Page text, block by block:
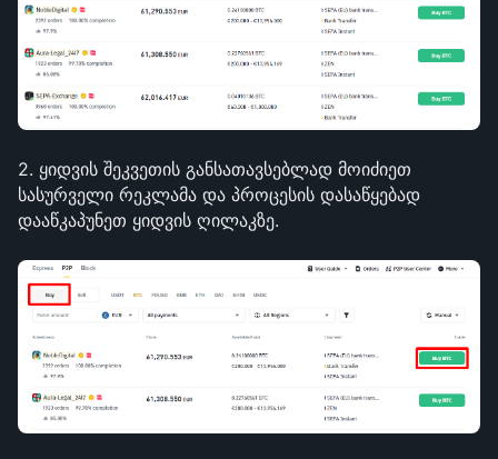
2. ყიდვის შეკვეთის განსათავსებლად მოიძიეთ
სასურველი რეკლამა და პროცესის დასაწყებად
დააწკაპუნეთ ყიდვის ღილაკზე.